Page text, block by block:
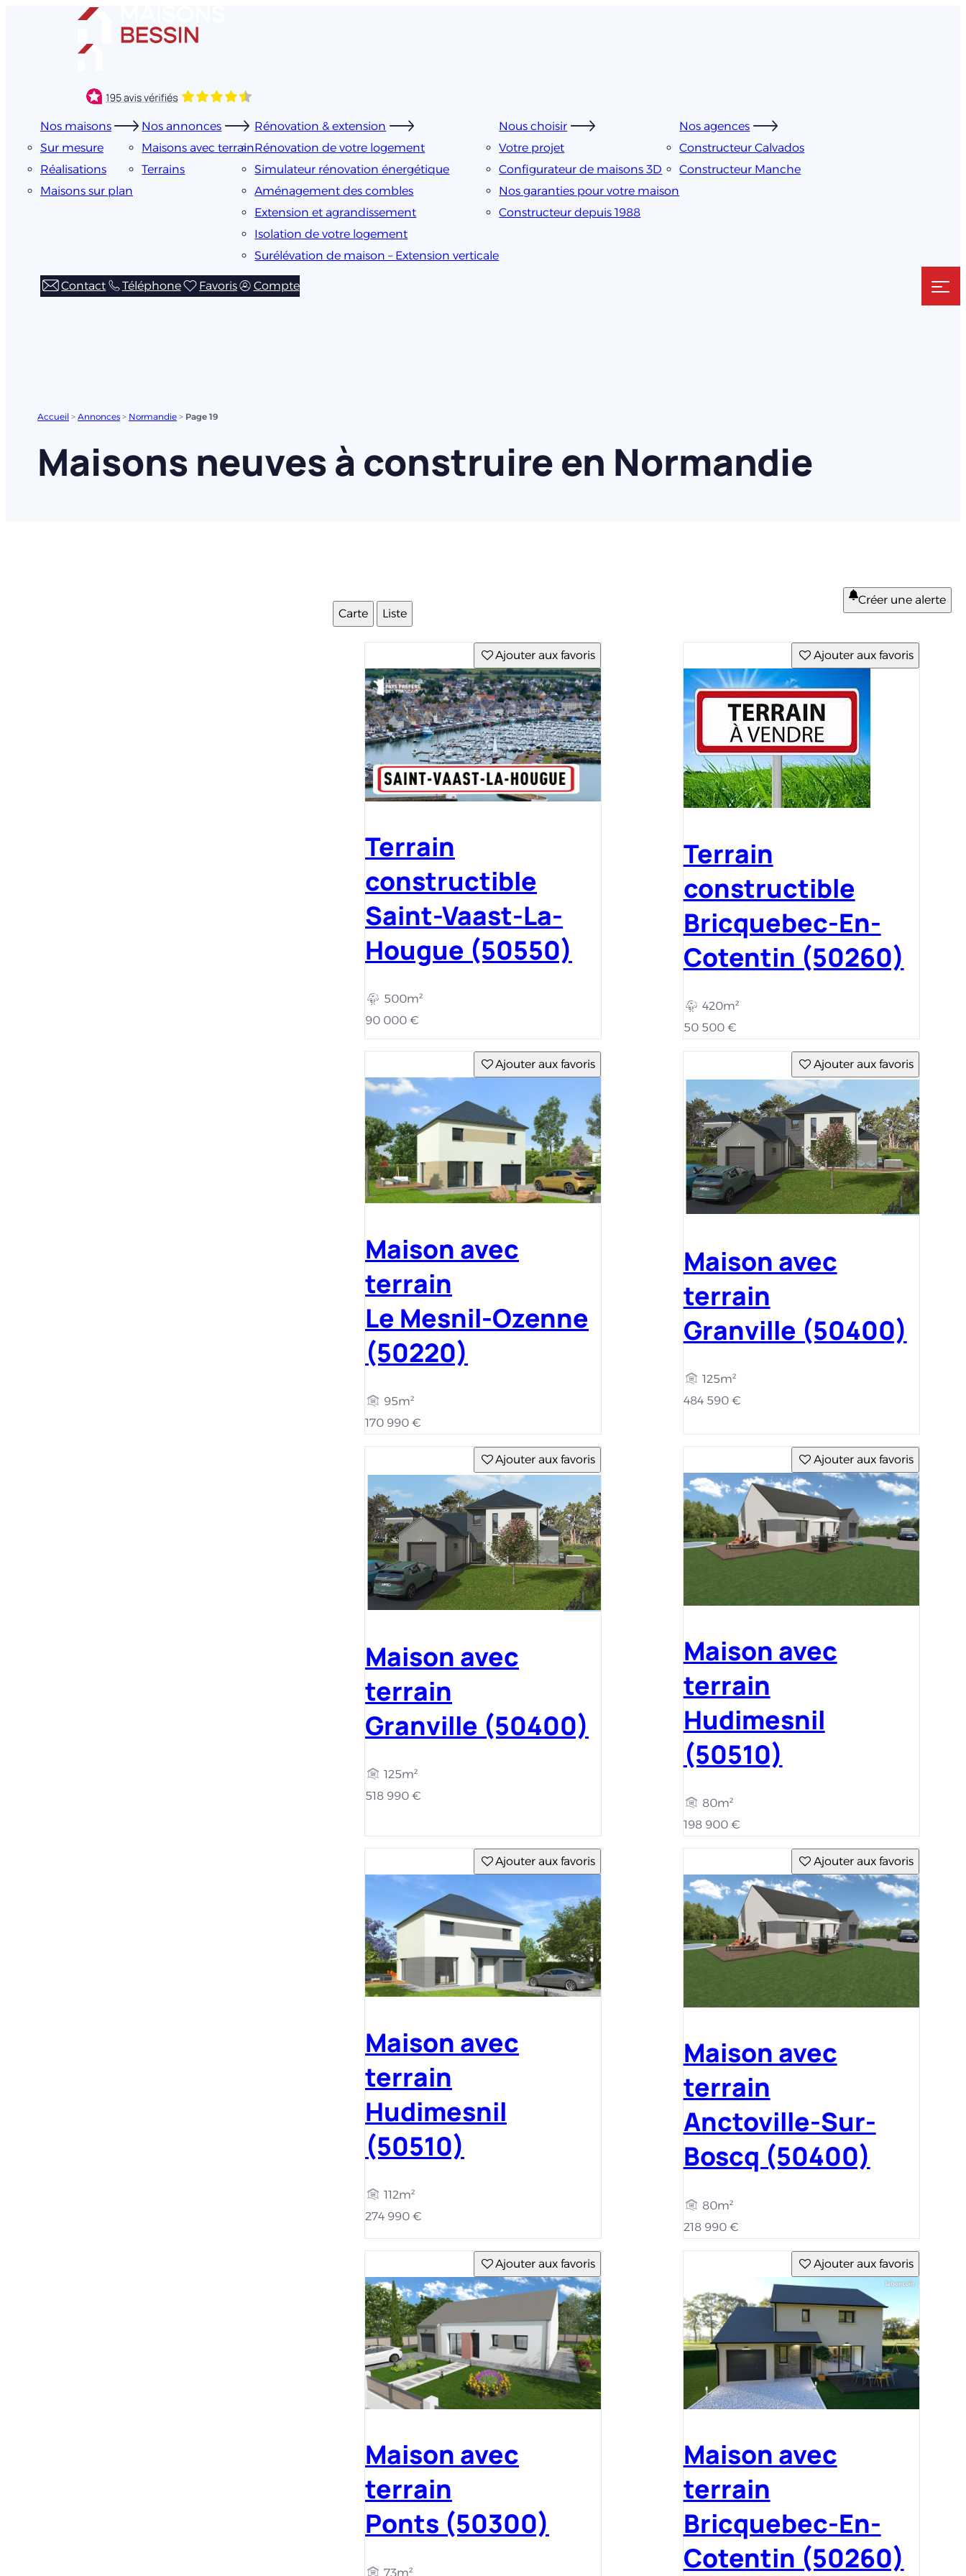
Nos maisons
Sur mesure
Réalisations
Maisons sur plan
Nos annonces
Maisons avec terrain
Terrains
Rénovation & extension
Rénovation de votre logement
Simulateur rénovation énergétique
Aménagement des combles
Extension et agrandissement
Isolation de votre logement
Surélévation de maison – Extension verticale
Nous choisir
Votre projet
Configurateur de maisons 3D
Nos garanties pour votre maison
Constructeur depuis 1988
Nos agences
Constructeur Calvados
Constructeur Manche
Contact Téléphone Favoris Compte
Accueil > Annonces > Normandie > Page 19
Maisons neuves à construire en Normandie
Carte Liste
Créer une alerte
Ajouter aux favoris
Terrain
constructible
Saint-Vaast-La-
Hougue (50550)
500m²
90 000 €
Ajouter aux favoris
Terrain
constructible
Bricquebec-En-
Cotentin (50260)
420m²
50 500 €
Ajouter aux favoris
Maison avec
terrain
Le Mesnil-Ozenne
(50220)
95m²
170 990 €
Ajouter aux favoris
Maison avec
terrain
Granville (50400)
125m²
484 590 €
Ajouter aux favoris
Maison avec
terrain
Granville (50400)
125m²
518 990 €
Ajouter aux favoris
Maison avec
terrain
Hudimesnil
(50510)
80m²
198 900 €
Ajouter aux favoris
Maison avec
terrain
Hudimesnil
(50510)
112m²
274 990 €
Ajouter aux favoris
Maison avec
terrain
Anctoville-Sur-
Boscq (50400)
80m²
218 990 €
Ajouter aux favoris
Maison avec
terrain
Ponts (50300)
73m²
Ajouter aux favoris
Maison avec
terrain
Bricquebec-En-
Cotentin (50260)